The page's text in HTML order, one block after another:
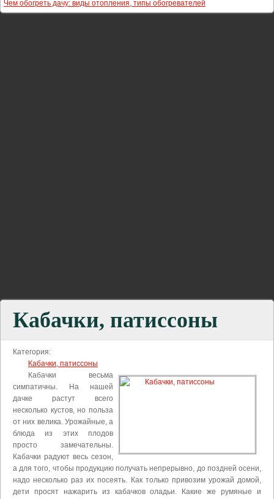
Чем обогреть дачу: виды отопления, типы обогревателей
Кабачки, патиссоны
Категория:
Кабачки, патиссоны
Кабачки весьма
симпатичны. На нашей
дачке растут всего
несколько кустов, но польза
от них велика. Урожайные, а
блюда из этих плодов
просто замечательны.
Кабачки радуют весь сезон,
а для того, чтобы продукцию получать непрерывно, до поздней осени,
надо несколько раз их посеять. Как только привозим урожай домой,
дети просят нажарить из кабачков оладьи. Какие же румяные и